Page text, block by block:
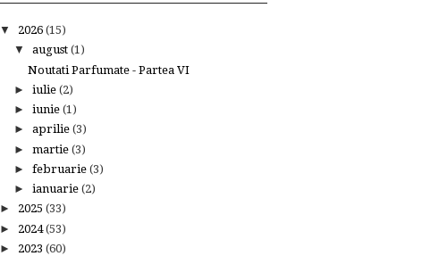
▼ 2026 (15)
▼ august (1)
Noutati Parfumate - Partea VI
► iulie (2)
► iunie (1)
► aprilie (3)
► martie (3)
► februarie (3)
► ianuarie (2)
► 2025 (33)
► 2024(53)
► 2023 (60)